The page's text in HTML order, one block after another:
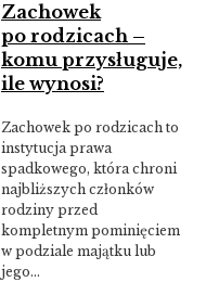
Zachowek
po rodzicach –
komu przysługuje,
ile wynosi?
Zachowek po rodzicach to
instytucja prawa
spadkowego, która chroni
najbliższych członków
rodziny przed
kompletnym pominięciem
w podziale majątku lub
jego…